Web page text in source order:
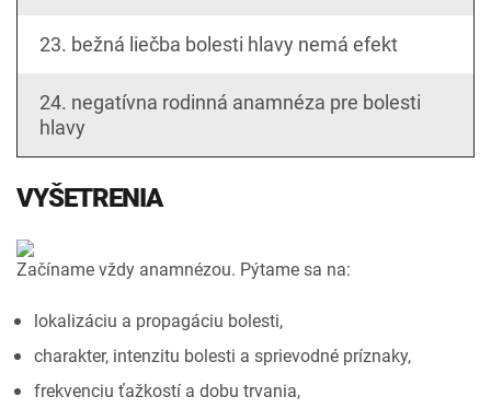
23. bežná liečba bolesti hlavy nemá efekt
24. negatívna rodinná anamnéza pre bolesti
hlavy
VYŠETRENIA
Začíname vždy anamnézou. Pýtame sa na:
lokalizáciu a propagáciu bolesti,
charakter, intenzitu bolesti a sprievodné príznaky,
frekvenciu ťažkostí a dobu trvania,